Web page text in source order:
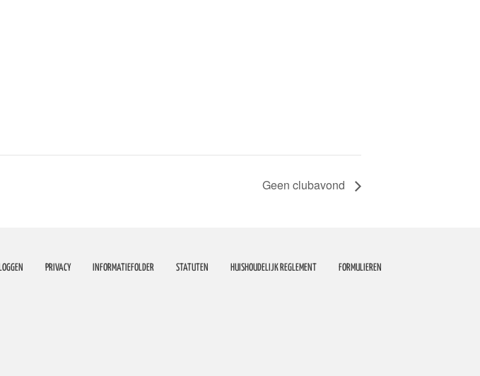
Geen clubavond
PRIVACY INFORMATIEFOLDER STATUTEN HUISHOUDELIJK REGLEMENT FORMULIEREN